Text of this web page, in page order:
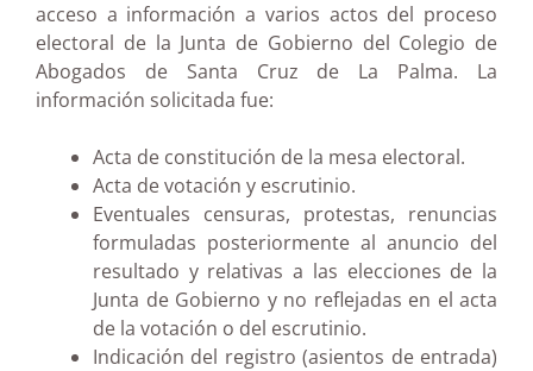
acceso a información a varios actos del proceso
electoral de la Junta de Gobierno del Colegio de
Abogados de Santa Cruz de La Palma. La
información solicitada fue:
Acta de constitución de la mesa electoral.
Acta de votación y escrutinio.
Eventuales censuras, protestas, renuncias
formuladas posteriormente al anuncio del
resultado y relativas a las elecciones de la
Junta de Gobierno y no reflejadas en el acta
de la votación o del escrutinio.
Indicación del registro (asientos de entrada)